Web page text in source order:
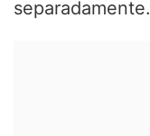
separadamente.